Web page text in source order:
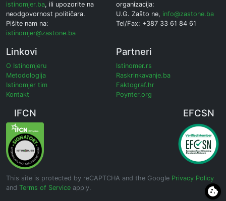
istinomjer.ba, ili upozorite na
neodgovornost političara.
Pišite nam na:
istinomjer@zastone.ba
organizacija:
U.G. Zašto ne, info@zastone.ba
Tel/Fax: +387 33 61 84 61
Linkovi
O Istinomjeru
Metodologija
Istinomjer tim
Kontakt
Partneri
Istinomer.rs
Raskrinkavanje.ba
Faktograf.hr
Poynter.org
IFCN EFCSN
This site is protected by reCAPTCHA and the Google Privacy Policy
and Terms of Service apply.